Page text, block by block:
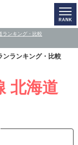
ランキング・比較
ンランキング・比較
北海道